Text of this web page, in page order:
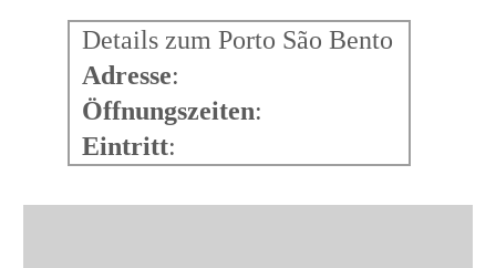
Details zum Porto São Bento
Adresse:
Öffnungszeiten:
Eintritt: